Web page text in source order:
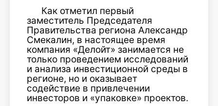
Как отметил первый
заместитель Председателя
Правительства региона Александр
Смекалин, в настоящее время
компания «Делойт» занимается не
только проведением исследований
и анализа инвестиционной среды в
регионе, но и оказывает
содействие в привлечении
инвесторов и «упаковке» проектов.